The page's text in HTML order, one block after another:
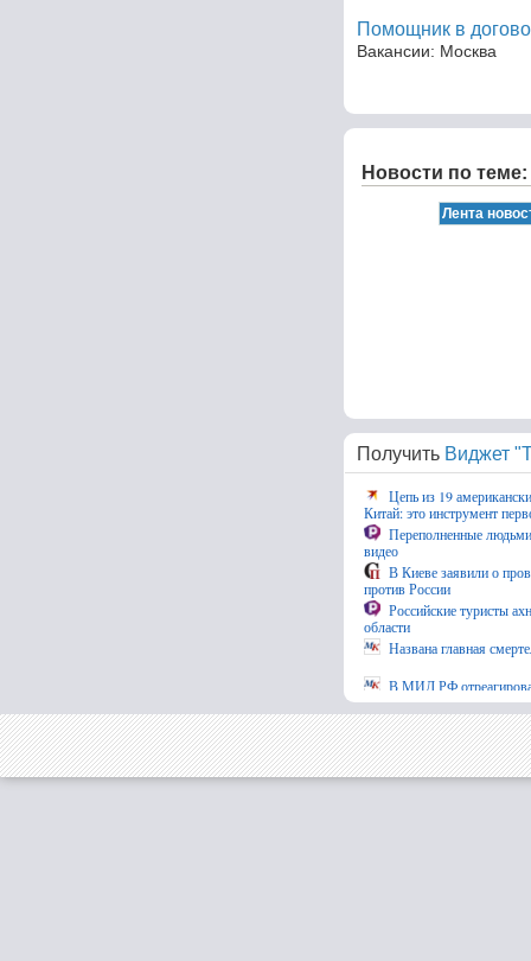
Помощник в
Вакансии: Москва
Новости по
Получить Виджет
Цепь из 19
Китай: это инструмент
Переполненные
видео
В Киеве заявили о
против России
Российские туристы
области
Названа главная
В МИД РФ
на Хиросиму
Четыре человека
области